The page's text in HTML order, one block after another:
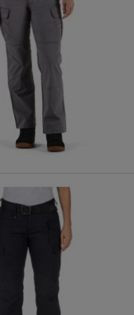
Double
Pouch
zł
174,00 zł
174,00 zł